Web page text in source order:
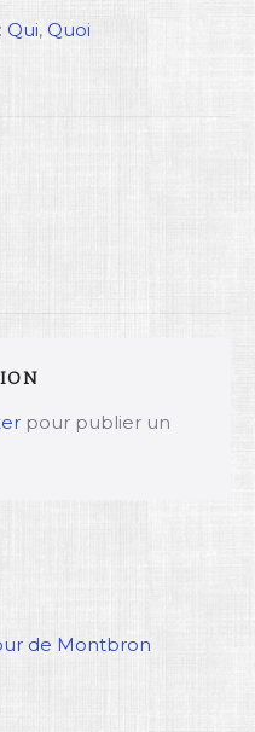
Qui, Quoi
pour publier un
de Montbron